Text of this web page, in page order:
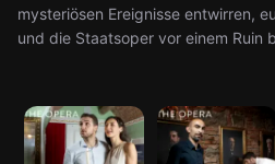
mysteriösen Ereignisse entwirren,
und die Staatsoper vor einem Ruin